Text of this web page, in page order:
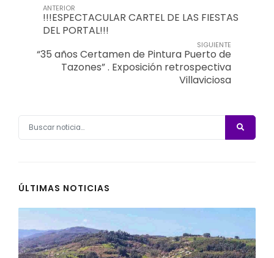
ANTERIOR
!!!ESPECTACULAR CARTEL DE LAS FIESTAS
DEL PORTAL!!!
SIGUIENTE
“35 años Certamen de Pintura Puerto de
Tazones” . Exposición retrospectiva
Villaviciosa
ÚLTIMAS NOTICIAS